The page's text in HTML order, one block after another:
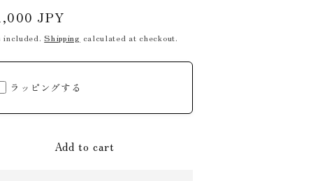
JPY
included.Shipping calculated at checkout.
ラッピングする
Add to cart